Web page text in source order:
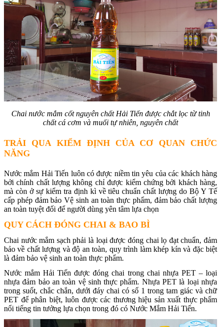
Chai nước mắm cốt nguyên chất Hải Tiến được chắt lọc từ tinh
chất cá cơm và muối tự nhiên, nguyên chất
TRẢI QUA KIỂM ĐỊNH CỦA CƠ QUAN CHỨC
NĂNG
Nước mắm Hải Tiến luôn có được niềm tin yêu của các khách hàng
bởi chính chất lượng không chỉ được kiểm chứng bởi khách hàng,
mà còn ở sự kiểm tra định kì về tiêu chuẩn chất lượng do Bộ Y Tế
cấp phép đảm bảo Vệ sinh an toàn thực phẩm, đảm bảo chất lượng
an toàn tuyệt đối để người dùng yên tâm lựa chọn
QUY CÁCH ĐÓNG CHAI & BAO BÌ
Chai nước mắm sạch phải là loại được đóng chai lọ đạt chuẩn, đảm
bảo về chất lượng và độ an toàn, quy trình làm khép kín và đặc biệt
là đảm bảo vệ sinh an toàn thực phẩm.
Nước mắm Hải Tiến được đóng chai trong chai nhựa PET – loại
nhựa đảm bảo an toàn vệ sinh thực phẩm. Nhựa PET là loại nhựa
trong suốt, chắc chắn, dưới đáy chai có số 1 trong tam giác và chữ
PET để phân biệt, luôn được các thương hiệu sản xuất thực phẩm
nổi tiếng tin tưởng lựa chọn trong đó có Nước Mắm Hải Tiến.